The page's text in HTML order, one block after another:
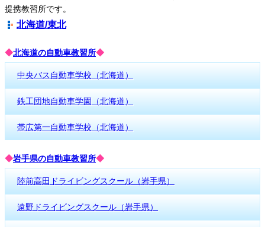
提携教習所です。
北海道/東北
◆北海道の自動車教習所◆
中央バス自動車学校（北海道）
鉄工団地自動車学園（北海道）
帯広第一自動車学校（北海道）
◆岩手県の自動車教習所◆
陸前高田ドライビングスクール（岩手県）
遠野ドライビングスクール（岩手県）